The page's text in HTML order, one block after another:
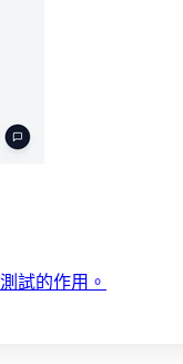
試的作用。